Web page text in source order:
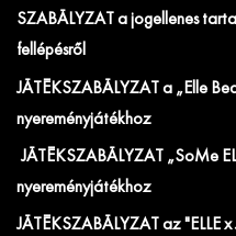
SZABÁLYZAT a jogellenes
fellépésről
JÁTÉKSZABÁLYZAT a „Elle
nyereményjátékhoz
JÁTÉKSZABÁLYZAT „SoMe
nyereményjátékhoz
JÁTÉKSZABÁLYZAT az "ELLE